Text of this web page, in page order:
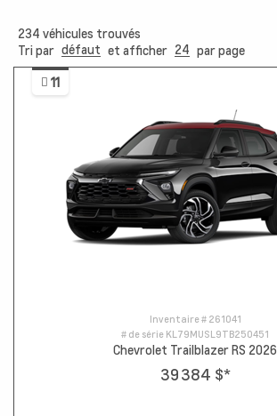
234 véhicules trouvés
Tri par défaut et afficher 24 par page
11
Inventaire # 261041
# de série KL79MUSL9TB250451
Chevrolet Trailblazer RS 2026
39 384 $*